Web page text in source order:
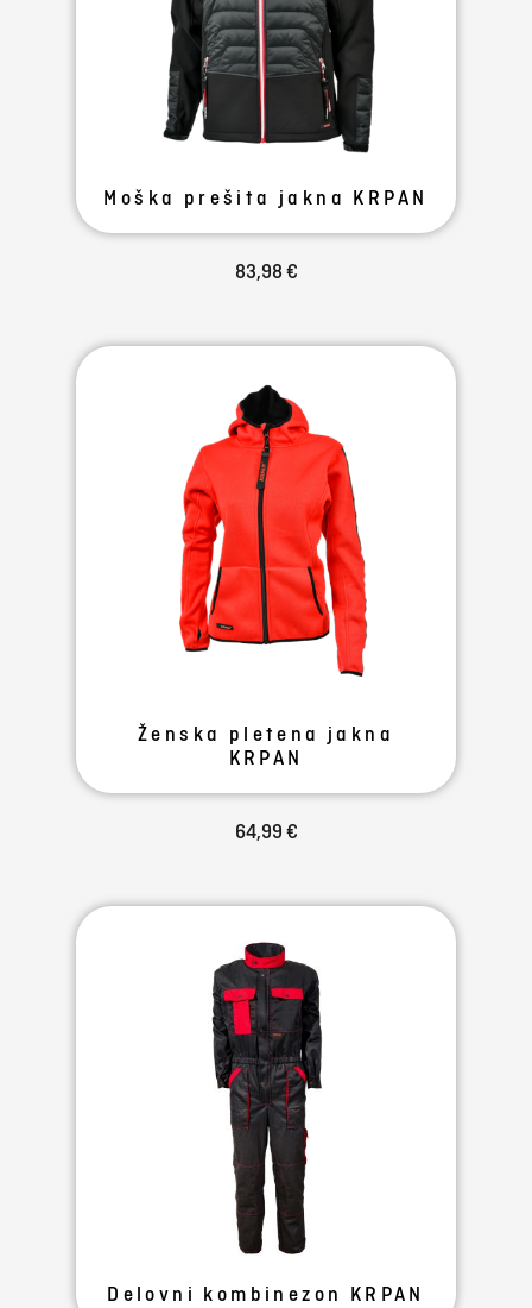
Moška prešita jakna KRPAN
83,98 €
Ženska pletena jakna
KRPAN
64,99 €
Delovni kombinezon KRPAN